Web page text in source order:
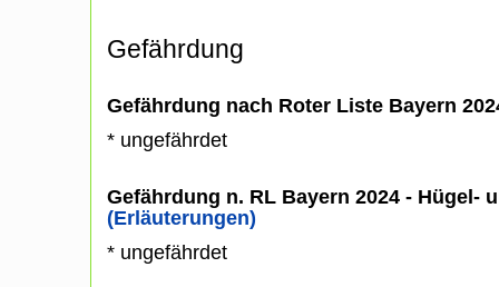
Gefährdung
Gefährdung nach Roter Liste Bayern
* ungefährdet
Gefährdung n. RL Bayern 2024 - Hügel-
(Erläuterungen)
* ungefährdet